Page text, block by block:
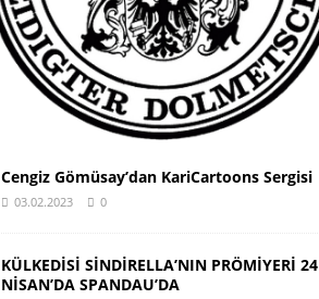
Cengiz Gömüsay’dan KariCartoons Sergisi
03.02.2023 0
KÜLKEDİSİ SİNDİRELLA’NIN PRÖMİYERİ 24
NİSAN’DA SPANDAU’DA